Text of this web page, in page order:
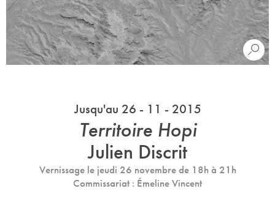
Jusqu'au 26 - 11 - 2015
Territoire Hopi
Julien Discrit
Vernissage le jeudi 26 novembre de 18h à 21h
Commissariat : Émeline Vincent